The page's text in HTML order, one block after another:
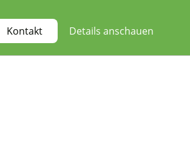
Kontakt Details anschauen